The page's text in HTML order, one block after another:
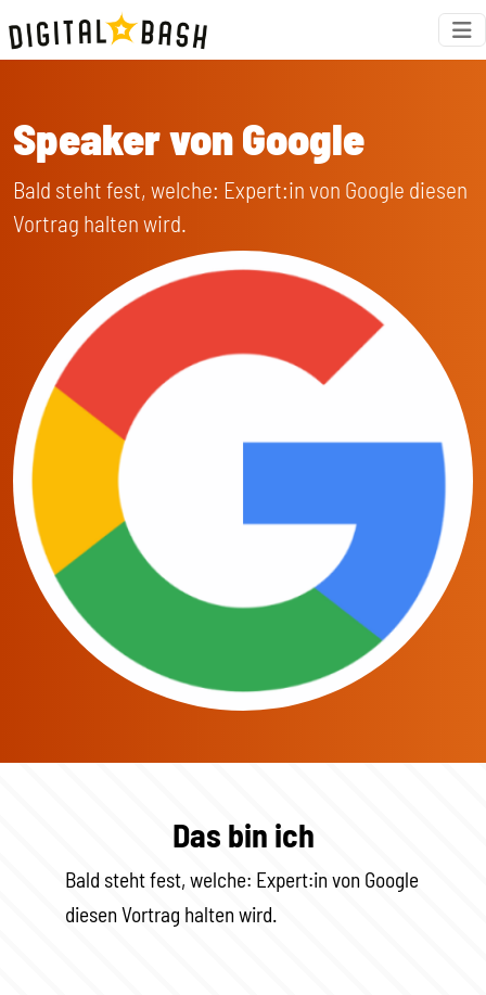
Speaker von Google
Bald steht fest, welche: Expert:in von Google diesen
Vortrag halten wird.
Das bin ich
Bald steht fest, welche: Expert:in von Google
diesen Vortrag halten wird.